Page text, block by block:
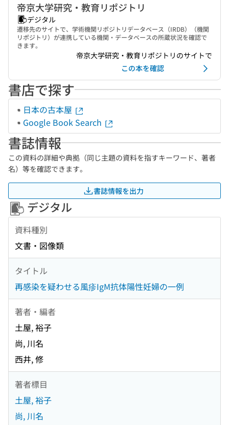
帝京大学研究・教育リポジトリ
デジタル
遷移先のサイトで、学術機関リポジトリデータベース（IRDB）（機関
リポジトリ）が連携している機関・データベースの所蔵状況を確認で
きます。
帝京大学研究・教育リポジトリのサイトで
この本を確認
書店で探す
日本の古本屋
Google Book Search
書誌情報
この資料の詳細や典拠（同じ主題の資料を指すキーワード、著者
名）等を確認できます。
書誌情報を出力
デジタル
資料種別
文書・図像類
タイトル
再感染を疑わせる風疹IgM抗体陽性妊婦の一例
著者・編者
土屋, 裕子
尚, 川名
西井, 修
著者標目
土屋, 裕子
尚, 川名